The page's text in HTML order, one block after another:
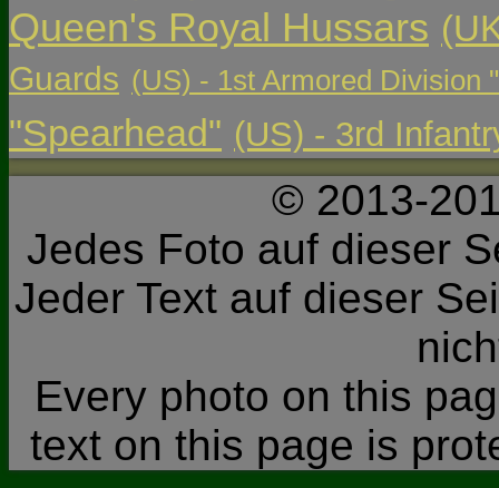
Queen's Royal Hussars
Guards (US) - 1st Armored Division
"Spearhead" (US) - 3rd
© 2013-
Jedes Foto auf dieser
Jeder Text auf dieser
Every photo on this
text on this page is